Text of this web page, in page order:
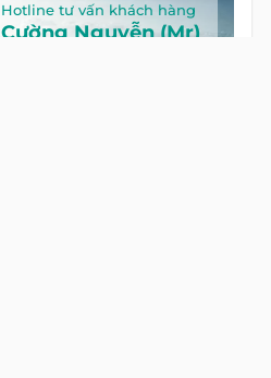
Hotline tư vấn khách hàng
Cường Nguyễn (Mr)